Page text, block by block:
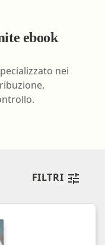
ebook
nei
FILTRI